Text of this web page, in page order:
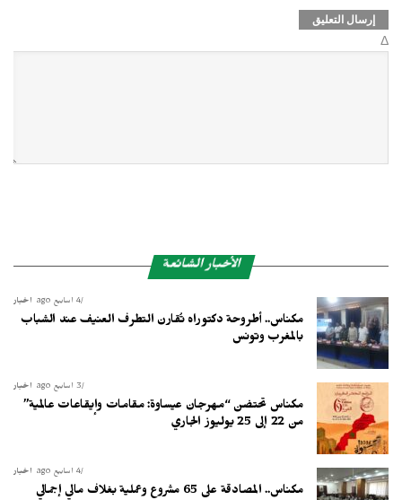
Δ
الأخبار الشائعة
أخبار 4 أسابيع ago
مكناس.. أطروحة دكتوراه تُقارن التطرف العنيف عند الشباب
بالمغرب وتونس
أخبار 3 أسابيع ago
مكناس تحتضن “مهرجان عيساوة: مقامات وإيقاعات عالمية”
من 22 إلى 25 يوليوز الجاري
أخبار 4 أسابيع ago
مكناس.. المصادقة على 65 مشروع وعملية بغلاف مالي إجمالي